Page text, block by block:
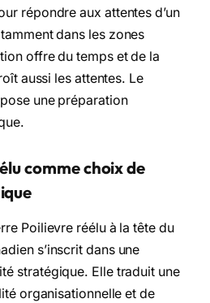
répondre aux attentes d’un
dans les zones
offre du temps et de la
aussi les attentes. Le
une préparation
comme choix de
Poilievre réélu à la tête du
s’inscrit dans une
stratégique. Elle traduit une
organisationnelle et de